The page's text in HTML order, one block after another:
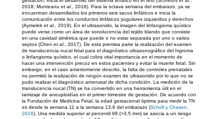
2018; Munteanu et al., 2016). Para la octava semana del embarazo, ya se
encuentran desarrollados los primeros seis sacos linfáticos e inicia la
comunicación entre los conductos linfáticos yugulares izquierdos y derechos
(Aymelek et al., 2019). En el ultrasonido, la imagen del linfangioma quístico
puede verse como un área de sonolucencia del tejido blando que consiste
en una cavidad simétrica que puede o no estar separada por uno o varios
septos (Chen et al., 2017). De esta premisa parte la realización del examen
de translucencia nucal fetal para el diagnóstico ultrasonográfico del higroma
o linfangioma quístico, el cual cobra vital importancia en el momento de
hacer una intervención precoz en estos pacientes y evitar la muerte fetal. Sin
embargo, en el caso anteriormente descrito, la falta de controles prenatales
no permitió la realización de ningún examen de ultrasonido por lo que no se
pudo realizar el diagnóstico antenatal de dicha condición. La medición de la
translucencia nucal (TN) se ha convertido en una herramienta útil en el
tamizaje de aneuploidías en el primer trimestre de gestación. De acuerdo con
la Fundación de Medicina Fetal, la edad gestacional óptima para medir la TN
es desde la semana 11 a la semana 13,6 del embarazo (Scholl y Chasen,
2016). Una medida superior al percentil 99 (>3,5 mm) se asocia a un riesgo